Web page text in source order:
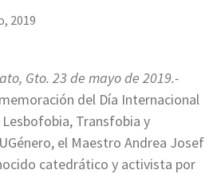
2019
Gto. 23 de mayo de 2019.-
del Día Internacional
Transfobia y
el Maestro Andrea Josef
catedrático y activista por